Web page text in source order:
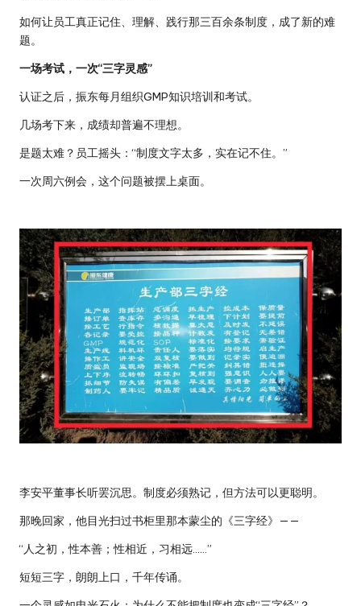
如何让员工真正记住、理解、践行那三百余条制度，成了新的难
题。
一场考试，一次“三字灵感”
认证之后，振东每月组织GMP知识培训和考试。
几场考下来，成绩却普遍不理想。
是题太难？员工摇头：“制度文字太多，实在记不住。”
一次周六例会，这个问题被摆上桌面。
李安平董事长听罢沉思。制度必须熟记，但方法可以更聪明。
那晚回家，他目光扫过书柜里那本蒙尘的《三字经》——
“人之初，性本善；性相近， 习相远……”
短短三字，朗朗上口，千年传诵。